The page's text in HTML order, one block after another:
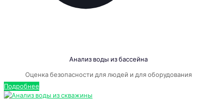
Анализ воды из бассейна
Оценка безопасности для людей и для оборудования
Подробнее